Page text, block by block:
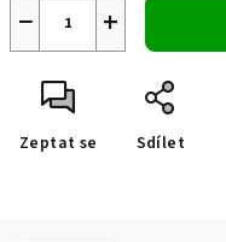
+
−
Zeptat se Sdílet